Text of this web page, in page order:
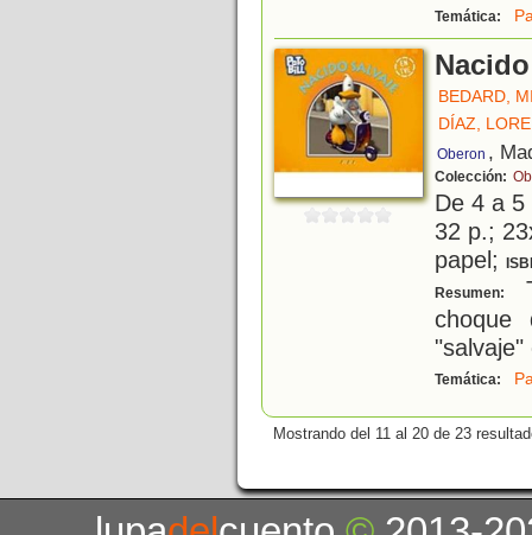
Temática:
BEDARD,
DÍAZ,
Oberon ,
Colección:
De 4 a
32 p.;
papel;
Resumen:
choque
"salvaje"
Temática:
Mostrando del 11 al 20 de 23